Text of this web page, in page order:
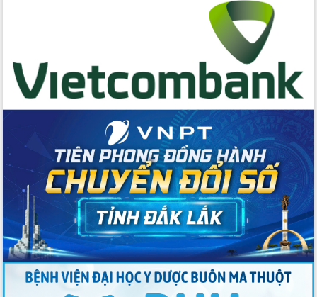
Phó Bí thư Tỉnh ủy Đắk Lắk Đỗ Hữu
Huy giữ chức Bí thư Đảng ủy Ủy Ban
Nhân dân tỉnh
Chuyển đổi số thư viện: Mở rộng
không gian tri thức trong thời đại số
Đánh giá, rút kinh nghiệm công tác tổ
chức diễn tập trước ngày bầu cử
Chương trình “Gặp gỡ hữu nghị –
Friendship Meeting New Year 2026”
Bầu cử Quốc hội và HĐND: Cử tri Đắk
Lắk gửi gắm niềm tin, kỳ vọng vào lá
phiếu
Đắk Lắk sẵn sàng các điều kiện cho